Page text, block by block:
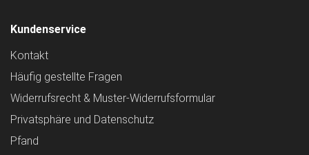
Kundenservice
Kontakt
Häufig gestellte Fragen
Widerrufsrecht & Muster-Widerrufsformular
Privatsphäre und Datenschutz
Pfand